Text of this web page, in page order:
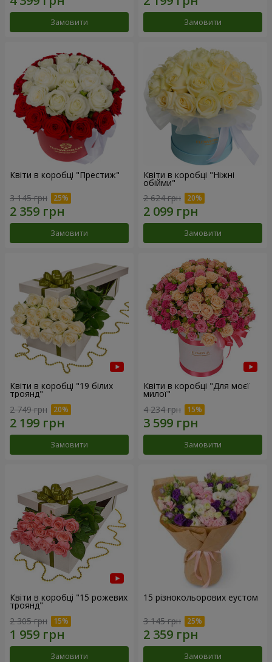
Замовити Замовити
Квіти в коробці "Престиж"
3 145 грн
Замовити
Квіти в коробці "Ніжні
обійми"
2 624 грн
Замовити
Квіти в коробці "19 білих
троянд"
2 749 грн
Замовити
Квіти в коробці "Для моєї
милої"
4 234 грн
Замовити
Квіти в коробці "15 рожевих
троянд"
2 305 грн
Замовити
15 різнокольорових еустом
3 145 грн
Замовити